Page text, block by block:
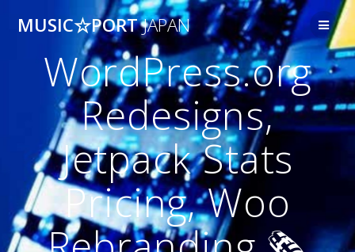
コ
ン
テ
ン
ツ
へ
ス
キ
ッ
プ
MUSIC☆PORTJAPAN
WordPress.org
Redesigns,
Jetpack Stats
Pricing, Woo